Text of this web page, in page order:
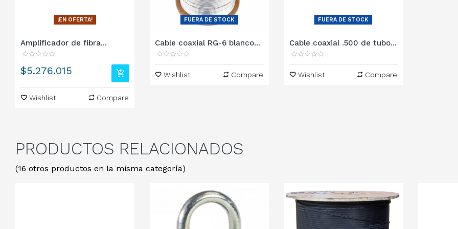
¡EN OFERTA!
Amplificador de fibra...
Precio
$5.276.015
Wishlist Compare
FUERA DE STOCK
Cable coaxial RG-6 blanco...
Wishlist Compare
FUERA DE STOCK
Cable coaxial .500 de tubo...
Wishlist Compare
PRODUCTOS RELACIONADOS
(16 otros productos en la misma categoría)